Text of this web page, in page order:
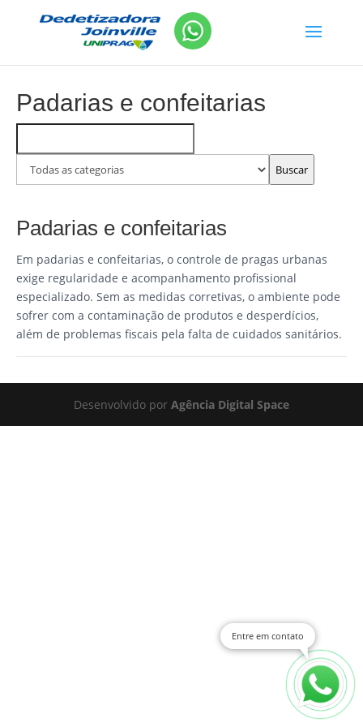
Padarias e confeitarias
FAQs
por
categoria
Buscar
Padarias e confeitarias
Em padarias e confeitarias, o controle de pragas urbanas
exige regularidade e acompanhamento profissional
especializado. Sem as medidas corretivas, o ambiente pode
sofrer com a contaminação de produtos e desperdícios,
além de problemas fiscais pela falta de cuidados sanitários.
Desenvolvido por Agência Digital Space
Entre em contato